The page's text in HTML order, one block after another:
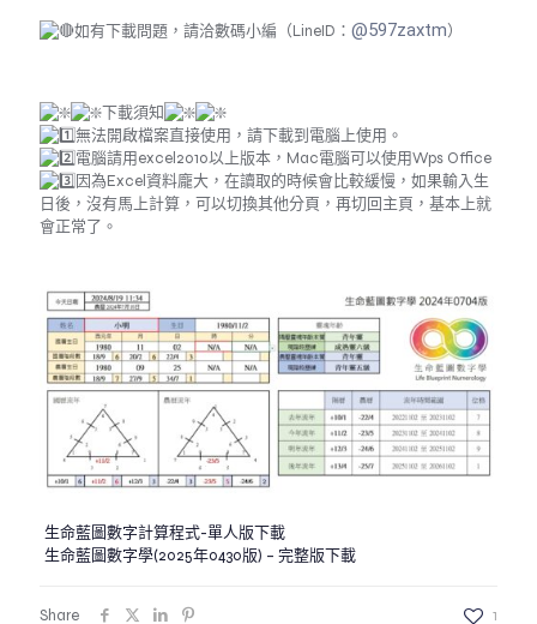
如有下載問題，請洽數碼小編（LineID： @597zaxtm）
下載須知
無法開啟檔案直接使用，請下載到電腦上使用。
電腦請用excel2010以上版本，Mac電腦可以使用Wps Office
因為Excel資料龐大，在讀取的時候會比較緩慢，如果輸入生
日後，沒有馬上計算，可以切換其他分頁，再切回主頁，基本上就
會正常了。
生命藍圖數字計算程式-單人版下載
生命藍圖數字學(2025年0430版) – 完整版下載
Share 1